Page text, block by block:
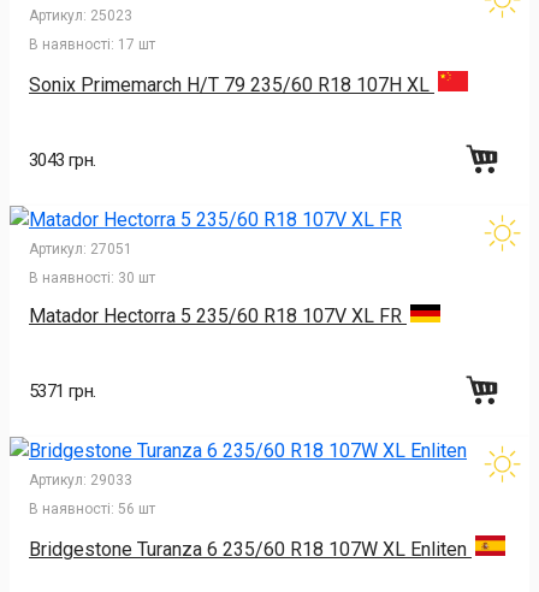
Артикул: 25023
В наявності: 17 шт
Sonix Primemarch H/T 79 235/60 R18 107H XL
3043 грн.
Артикул: 27051
В наявності: 30 шт
Matador Hectorra 5 235/60 R18 107V XL FR
5371 грн.
Артикул: 29033
В наявності: 56 шт
Bridgestone Turanza 6 235/60 R18 107W XL Enliten